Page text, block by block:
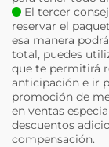
El tercer
reservar el
esa manera
total, puedes
que te permitirá
anticipación e ir
promoción de
en ventas
descuentos
compensación.